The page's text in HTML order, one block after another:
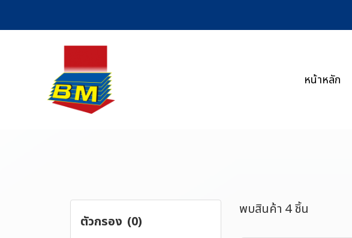
หน้าหลัก
ตัวกรอง (0)
พบสินค้า 4 ชิ้น